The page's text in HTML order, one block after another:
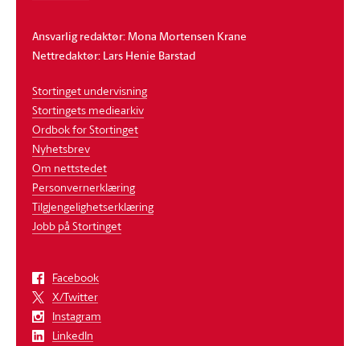
Ansvarlig redaktør: Mona Mortensen Krane
Nettredaktør: Lars Henie Barstad
Stortinget undervisning
Stortingets mediearkiv
Ordbok for Stortinget
Nyhetsbrev
Om nettstedet
Personvernerklæring
Tilgjengelighetserklæring
Jobb på Stortinget
Facebook
X/Twitter
Instagram
LinkedIn